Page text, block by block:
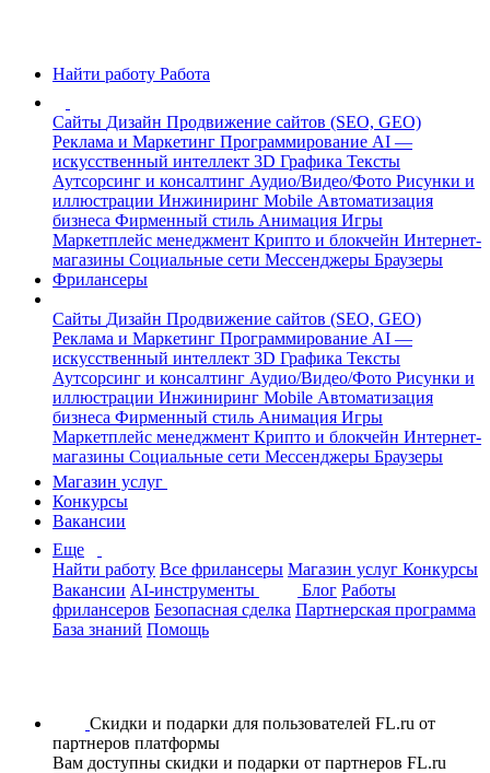
Найти работу Работа
Сайты Дизайн Продвижение сайтов (SEO, GEO)
Реклама и Маркетинг Программирование AI —
искусственный интеллект 3D Графика Тексты
Аутсорсинг и консалтинг Аудио/Видео/Фото Рисунки и
иллюстрации Инжиниринг Mobile Автоматизация
бизнеса Фирменный стиль Анимация Игры
Маркетплейс менеджмент Крипто и блокчейн Интернет-
магазины Социальные сети Мессенджеры Браузеры
Фрилансеры
Сайты Дизайн Продвижение сайтов (SEO, GEO)
Реклама и Маркетинг Программирование AI —
искусственный интеллект 3D Графика Тексты
Аутсорсинг и консалтинг Аудио/Видео/Фото Рисунки и
иллюстрации Инжиниринг Mobile Автоматизация
бизнеса Фирменный стиль Анимация Игры
Маркетплейс менеджмент Крипто и блокчейн Интернет-
магазины Социальные сети Мессенджеры Браузеры
Магазин услуг
Конкурсы
Вакансии
Еще
Найти работу Все фрилансеры Магазин услуг Конкурсы
Вакансии AI-инструменты Блог Работы
фрилансеров Безопасная сделка Партнерская программа
База знаний Помощь
Скидки и подарки для пользователей FL.ru от
партнеров платформы
Вам доступны скидки и подарки от партнеров FL.ru